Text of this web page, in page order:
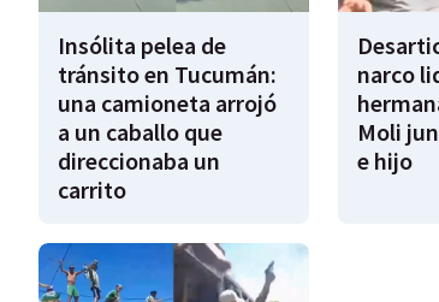
Insólita pelea de
tránsito en Tucumán:
una camioneta arrojó
a un caballo que
direccionaba un
carrito
narco
Moli
e hijo